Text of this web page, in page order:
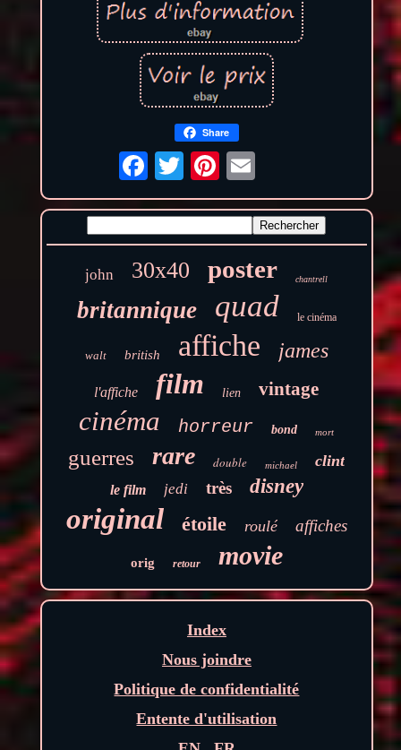
Share
john 30x40 poster chantrell
britannique quad le cinéma
walt british affiche james
l'affiche film lien vintage
cinéma horreur bond mort
guerres rare double michael clint
le film jedi très disney
original étoile roulé affiches
orig retour movie
Index
Nous joindre
Politique de confidentialité
Entente d'utilisation